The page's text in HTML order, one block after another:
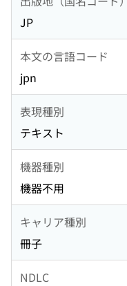
JP
本文の言語コード
jpn
表現種別
テキスト
機器種別
機器不用
キャリア種別
冊子
NDLC